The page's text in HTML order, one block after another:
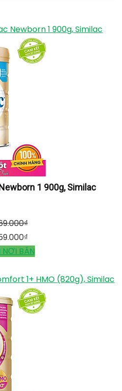
Newborn 1 900g, Similac
1 900g, Similac
₫
₫
NƠI BÁN
1+ HMO (820g), Similac